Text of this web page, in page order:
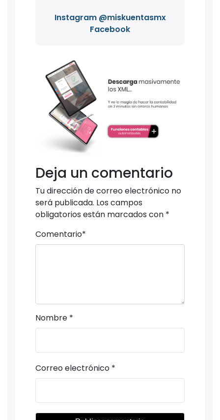
Instagram @miskuentasmx
Facebook
Deja un comentario
Tu dirección de correo electrónico no
será publicada. Los campos
obligatorios están marcados con *
Comentario*
Nombre *
Correo electrónico *